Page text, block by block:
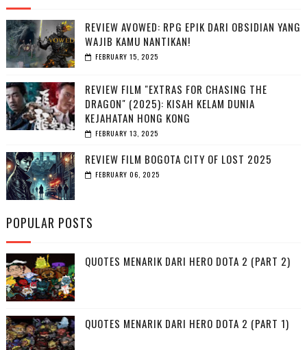
REVIEW AVOWED: RPG EPIK DARI OBSIDIAN YANG
WAJIB KAMU NANTIKAN!
FEBRUARY 15, 2025
REVIEW FILM "EXTRAS FOR CHASING THE
DRAGON" (2025): KISAH KELAM DUNIA
KEJAHATAN HONG KONG
FEBRUARY 13, 2025
REVIEW FILM BOGOTA CITY OF LOST 2025
FEBRUARY 06, 2025
POPULAR POSTS
QUOTES MENARIK DARI HERO DOTA 2 (PART 2)
QUOTES MENARIK DARI HERO DOTA 2 (PART 1)